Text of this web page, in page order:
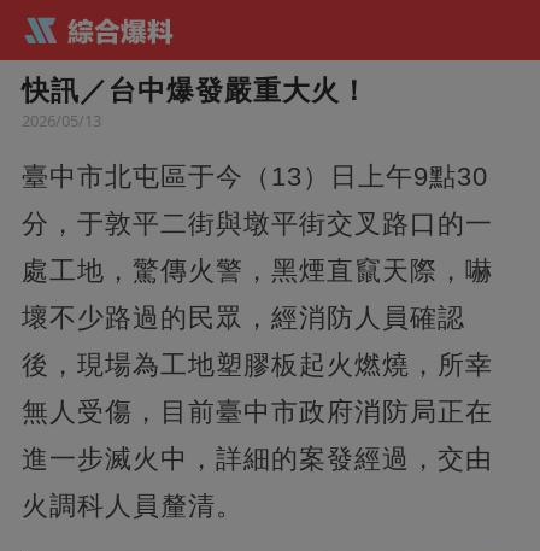
快訊／台中爆發嚴重大火！
2026/05/13
臺中市北屯區于今（13）日上午9點30
分，于敦平二街與墩平街交叉路口的一
處工地，驚傳火警，黑煙直竄天際，嚇
壞不少路過的民眾，經消防人員確認
後，現場為工地塑膠板起火燃燒，所幸
無人受傷，目前臺中市政府消防局正在
進一步滅火中，詳細的案發經過，交由
火調科人員釐清。